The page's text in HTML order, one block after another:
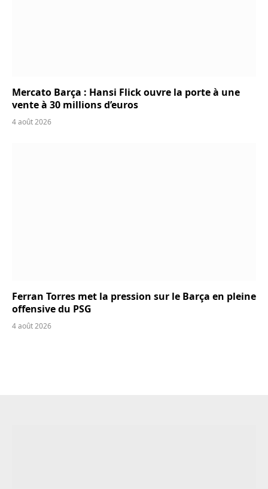
Mercato Barça : Hansi Flick ouvre la porte à une
vente à 30 millions d’euros
4 août 2026
Ferran Torres met la pression sur le Barça en pleine
offensive du PSG
4 août 2026